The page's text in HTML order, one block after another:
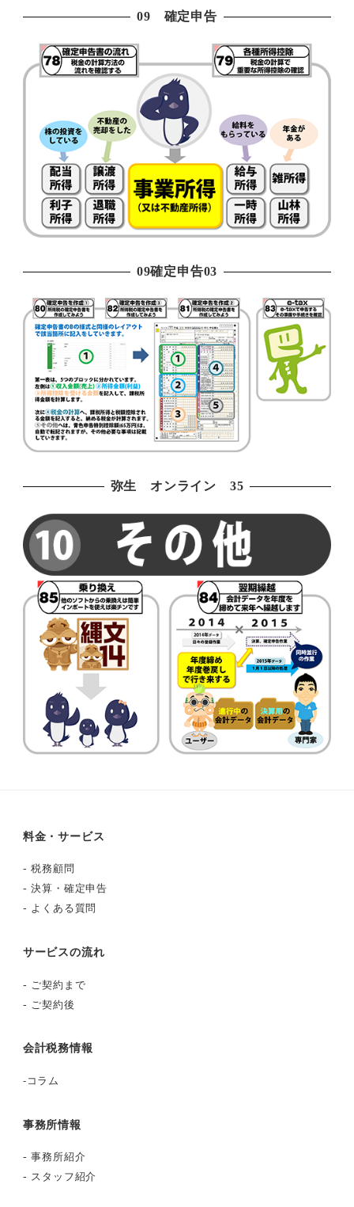
09 確定申告
09確定申告03
弥生 オンライン 35
料金・サービス
-税務顧問
-決算・確定申告
- よくある質問
サービスの流れ
- ご契約まで
- ご契約後
会計税務情報
-コラム
事務所情報
-事務所紹介
- スタッフ紹介